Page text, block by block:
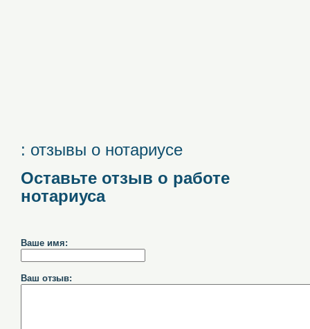
: отзывы о нотариусе
Оставьте отзыв о работе
нотариуса
Ваше имя:
Ваш отзыв: